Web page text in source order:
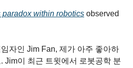
paradox within robotics observed
자인 Jim Fan, 제가 아주 좋아하
Jim이 최근 트윗에서 로봇공학 분